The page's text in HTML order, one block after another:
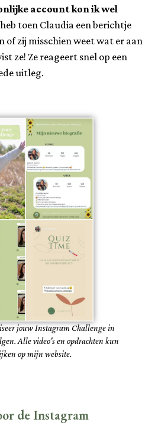
account kon ik wel
toen Claudia een berichtje
of zij misschien weet wat er aan
ze! Ze reageert snel op een
uitleg.
jouw Instagram Challenge in
Alle video's en opdrachten kun
op mijn website.
de Instagram